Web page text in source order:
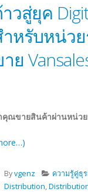
วสู่ยุค
หรับหน่วย
ย
คุณขายสินค้าผ่านหน่วย
Byvgenz
ความรู้คู่ธุ
Distribution,